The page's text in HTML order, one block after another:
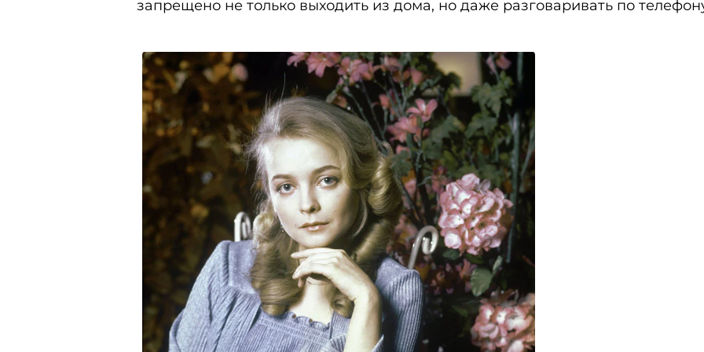
запрещено не только выходить из дома, но даже разговаривать по